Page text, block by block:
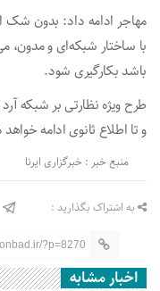
مهاجر ادامه داد: بدون شک
با ساختار شبکه‌ای و مدون،
باشد بکارگیری شود.
طرح ویژه نظارتی بر شبکه آرد
و تا اطلاع ثانوی ادامه
منبع خبر : خبرگزاری ایرنا
به اشتراک بگذارید :
?p=8270
اخبار مشابه